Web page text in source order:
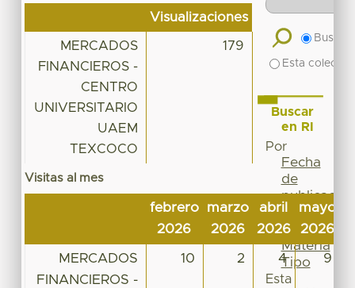
Visualizaciones
MERCADOS
FINANCIEROS -
CENTRO
UNIVERSITARIO
UAEM
TEXCOCO
179
Visitas al mes
febrero
2026
marzo
2026
abril
2026
mayo
2026
MERCADOS
FINANCIEROS -
10 2 4 9
Buscar
Esta
Buscar
en RI
Por
Fecha
de
publicación
Autor
Título
Materia
Tipo
Esta